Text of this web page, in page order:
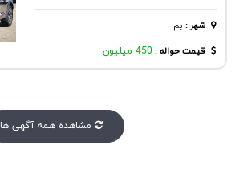
شهر: بم
قیمت حواله : 450 میلیون
مشاهده همه آگهی ها